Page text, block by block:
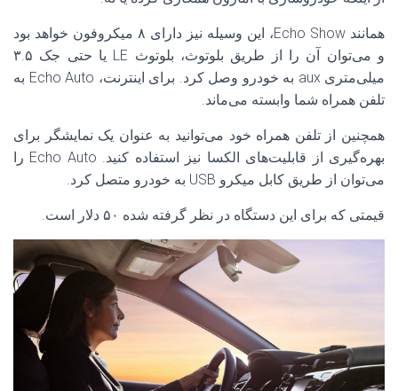
همانند Echo Show، این وسیله نیز دارای ۸ میکروفون خواهد بود
و می‌توان آن را از طریق بلوتوث، بلوتوث LE یا حتی جک ۳.۵
میلی‌متری aux به خودرو وصل کرد. برای اینترنت، Echo Auto به
تلفن همراه شما وابسته می‌ماند.
همچنین از تلفن همراه خود می‌توانید به عنوان یک نمایشگر برای
بهره‌گیری از قابلیت‌های الکسا نیز استفاده کنید. Echo Auto را
می‌توان از طریق کابل میکرو USB به خودرو متصل کرد.
قیمتی که برای این دستگاه در نظر گرفته شده ۵۰ دلار است.